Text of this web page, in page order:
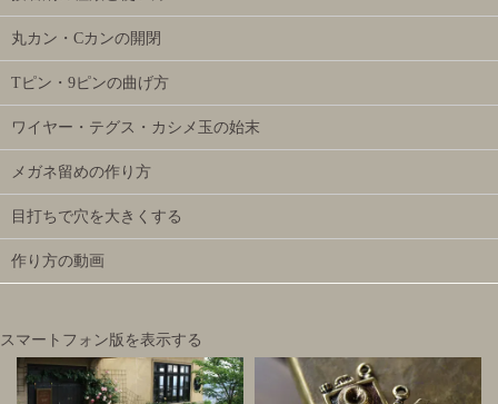
丸カン・Cカンの開閉
Tピン・9ピンの曲げ方
ワイヤー・テグス・カシメ玉の始末
メガネ留めの作り方
目打ちで穴を大きくする
作り方の動画
スマートフォン版を表示する